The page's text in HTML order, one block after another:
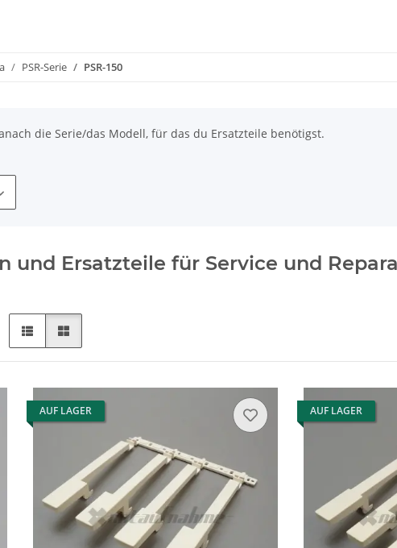
PSR-Serie PSR-150
die Serie/das Modell, für das du Ersatzteile benötigst.
und Ersatzteile für Service und
AUF LAGER AUF LAGER